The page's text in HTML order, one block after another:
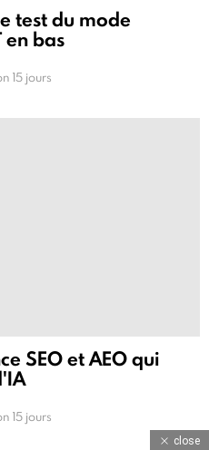
test du mode
en bas
15 jours
SEO et AEO qui
15 jours
close